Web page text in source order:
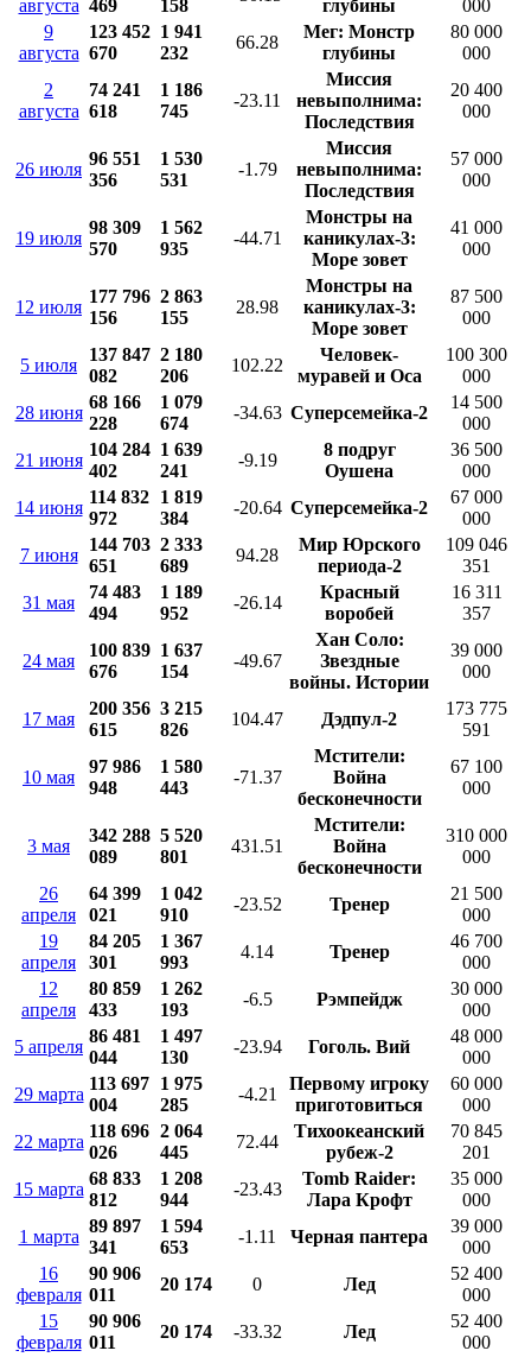
августа 469 158 глубины
000
9
августа
123 452
670
1 941
232
66.28
Мег: Монстр
глубины
80 000
000
2
августа
74 241
618
1 186
745
-23.11
Миссия
невыполнима:
Последствия
20 400
000
26 июля
96 551
356
1 530
531
-1.79
Миссия
невыполнима:
Последствия
57 000
000
19 июля
98 309
570
1 562
935
-44.71
Монстры на
каникулах-3:
Море зовет
41 000
000
12 июля
177 796
156
2 863
155
28.98
Монстры на
каникулах-3:
Море зовет
87 500
000
5 июля
137 847
082
2 180
206
102.22
Человек-
муравей и Оса
100 300
000
28 июня
68 166
228
1 079
674
-34.63 Суперсемейка-2
14 500
000
21 июня
104 284
402
1 639
241
-9.19
8 подруг
Оушена
36 500
000
14 июня
114 832
972
1 819
384
-20.64 Суперсемейка-2
67 000
000
7 июня
144 703
651
2 333
689
94.28
Мир Юрского
периода-2
109 046
351
31 мая
74 483
494
1 189
952
-26.14
Красный
воробей
16 311
357
24 мая
100 839
676
1 637
154
-49.67
Хан Соло:
Звездные
войны. Истории
39 000
000
17 мая
200 356
615
3 215
826
104.47 Дэдпул-2
173 775
591
10 мая
97 986
948
1 580
443
-71.37
Мстители:
Война
бесконечности
67 100
000
3 мая
342 288
089
5 520
801
431.51
Мстители:
Война
бесконечности
310 000
000
26
апреля
64 399
021
1 042
910
-23.52 Тренер
21 500
000
19
апреля
84 205
301
1 367
993
4.14 Тренер
46 700
000
12
апреля
80 859
433
1 262
193
-6.5 Рэмпейдж
30 000
000
5 апреля
86 481
044
1 497
130
-23.94 Гоголь. Вий
48 000
000
29 марта
113 697
004
1 975
285
-4.21
Первому игроку
приготовиться
60 000
000
22 марта
118 696
026
2 064
445
72.44
Тихоокеанский
рубеж-2
70 845
201
15 марта
68 833
812
1 208
944
-23.43
Tomb Raider:
Лара Крофт
35 000
000
1 марта
89 897
341
1 594
653
-1.11 Черная пантера
39 000
000
16
февраля
90 906
011
20 174 0 Лед
52 400
000
15
февраля
90 906
011
20 174 -33.32 Лед
52 400
000